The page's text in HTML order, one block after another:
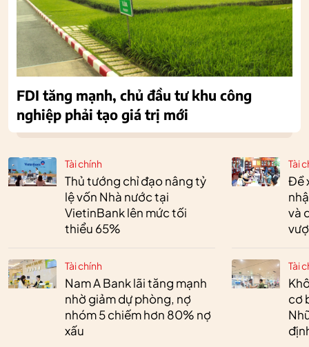
Tài chính
Thủ tướng chỉ đạo nâng tỷ
lệ vốn Nhà nước tại
VietinBank lên mức tối
thiểu 65%
Tài chính
Nam A Bank lãi tăng mạnh
nhờ giảm dự phòng, nợ
nhóm 5 chiếm hơn 80% nợ
xấu
Tài
Đề
và
Tài
cơ
FDI tăng mạnh, chủ đầu tư khu công
nghiệp phải tạo giá trị mới